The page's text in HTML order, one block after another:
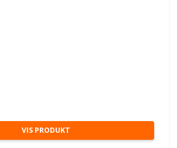
VIS PRODUKT